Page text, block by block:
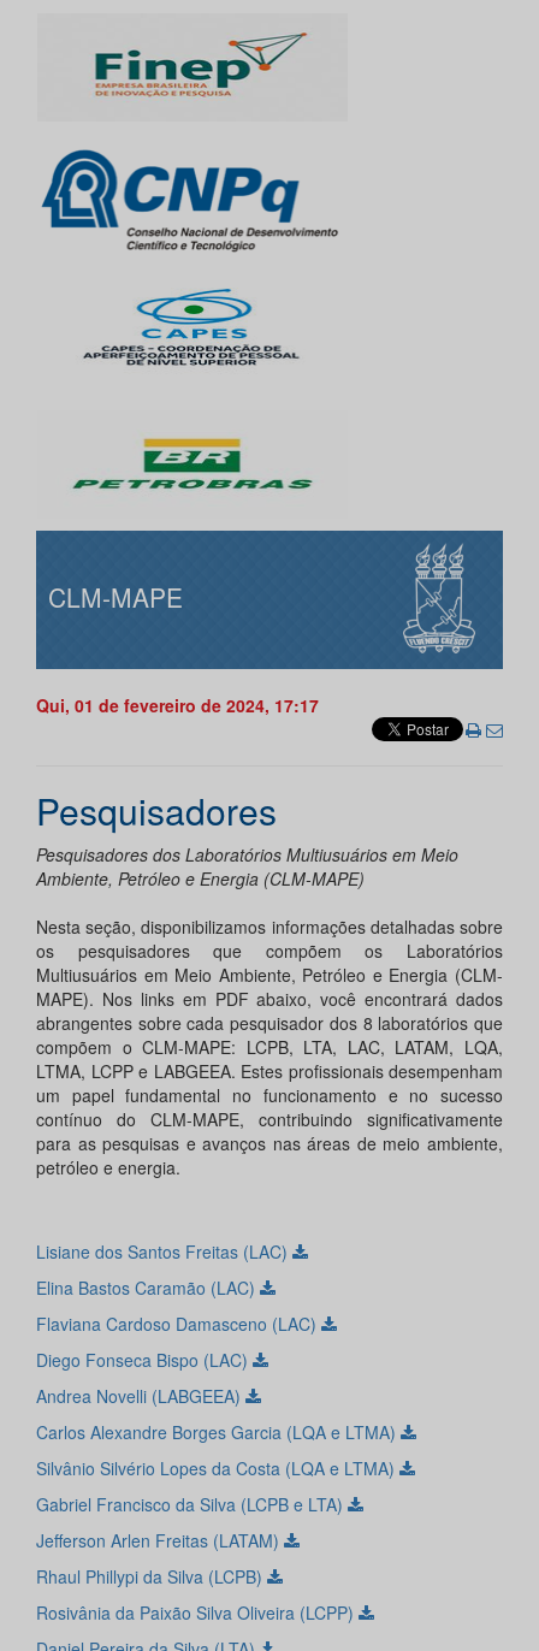
CLM-MAPE
Qui, 01 de fevereiro de 2024, 17:17
Pesquisadores
Pesquisadores dos Laboratórios Multiusuários em Meio
Ambiente, Petróleo e Energia (CLM-MAPE)
Nesta seção, disponibilizamos informações detalhadas sobre
os pesquisadores que compõem os Laboratórios
Multiusuários em Meio Ambiente, Petróleo e Energia (CLM-
MAPE). Nos links em PDF abaixo, você encontrará dados
abrangentes sobre cada pesquisador dos 8 laboratórios que
compõem o CLM-MAPE: LCPB, LTA, LAC, LATAM, LQA,
LTMA, LCPP e LABGEEA. Estes profissionais desempenham
um papel fundamental no funcionamento e no sucesso
contínuo do CLM-MAPE, contribuindo significativamente
para as pesquisas e avanços nas áreas de meio ambiente,
petróleo e energia.
Lisiane dos Santos Freitas (LAC)
Elina Bastos Caramão (LAC)
Flaviana Cardoso Damasceno (LAC)
Diego Fonseca Bispo (LAC)
Andrea Novelli (LABGEEA)
Carlos Alexandre Borges Garcia (LQA e LTMA)
Silvânio Silvério Lopes da Costa (LQA e LTMA)
Gabriel Francisco da Silva (LCPB e LTA)
Jefferson Arlen Freitas (LATAM)
Rhaul Phillypi da Silva (LCPB)
Rosivânia da Paixão Silva Oliveira (LCPP)